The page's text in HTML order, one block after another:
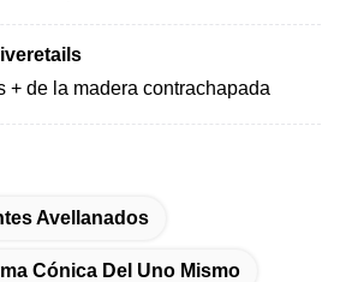
+ de la madera contrachapada
Avellanados
Cónica Del Uno Mismo